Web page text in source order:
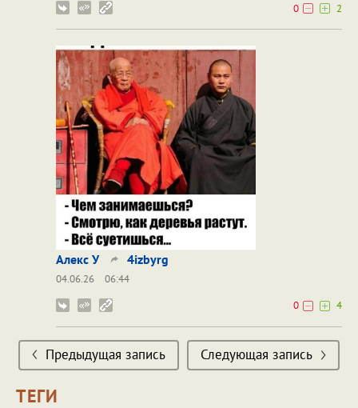
0
2
Алекс У 4izbyrg
04.06.26
06:44
0
4
Предыдущая запись Следующая запись
ТЕГИ